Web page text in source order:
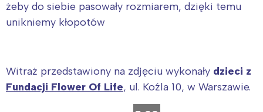
żeby do siebie pasowały rozmiarem, dzięki temu
unikniemy kłopotów
Witraż przedstawiony na zdjęciu wykonały dzieci z
Fundacji Flower Of Life, ul. Koźla 10, w Warszawie.